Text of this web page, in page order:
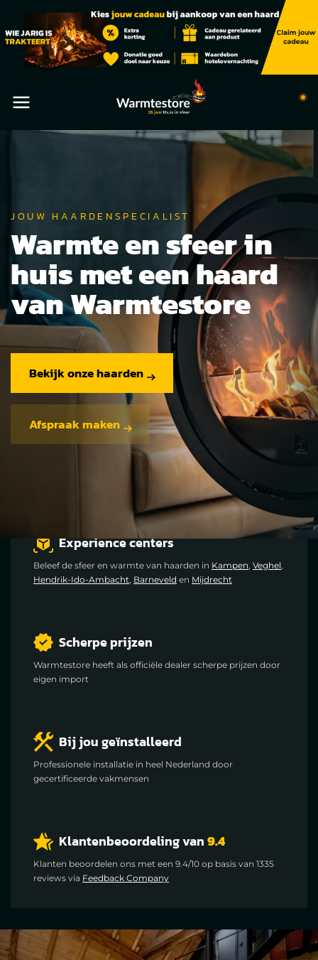
JOUW HAARDENSPECIALIST
Warmte en sfeer in
huis met een haard
van Warmtestore
Bekijk onze haarden
Afspraak maken
Experience centers
Beleef de sfeer en warmte van haarden in Kampen, Veghel,
Hendrik-Ido-Ambacht, Barneveld en Mijdrecht
Scherpe prijzen
Warmtestore heeft als officiële dealer scherpe prijzen door
eigen import
Bij jou geïnstalleerd
Professionele installatie in heel Nederland door
gecertificeerde vakmensen
Klantenbeoordeling van9.4
Klanten beoordelen ons met een 9.4/10 op basis van 1335
reviews via Feedback Company